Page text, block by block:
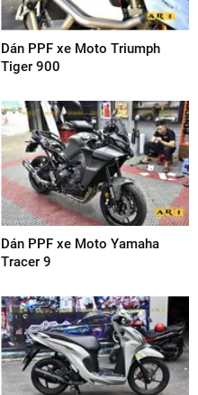
Dán PPF xe Moto Triumph
Tiger 900
Dán PPF xe Moto Yamaha
Tracer 9